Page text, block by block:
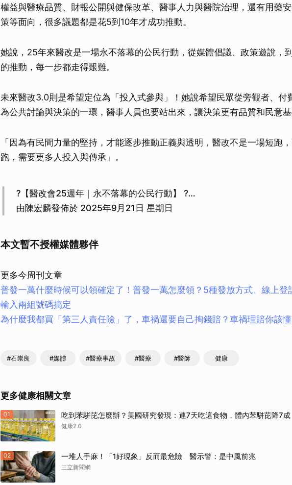
權益與醫療品質、財報公開與健保改革、醫事人力與醫院治理，還有用藥
策等面向，很多議題都是花5到10年才成功推動。
她說，25年來醫改是一場永不落幕的公民行動，從媒體倡議、政策遊說，
的推動，每一步都走得艱難。
未來醫改3.0則是希望定位為「投入式參與」！她說希望民眾從旁觀者、付
為公共討論與決策的一環，醫事人員也要站出來，讓決策更有品質和民意基
「因為有民間力量的堅持，才能逐步推動正義與透明，醫改不是一場短跑
跑，需要更多人投入與傳承」。
?【醫改會25週年｜永不落幕的公民行動】 ?…
由陳宏麟發佈於 2025年9月21日 星期日
本文暫不授權媒體夥伴
更多今周刊文章
普發一萬什麼時候可以領確定了！普發一萬怎麼領？5種發放方式、線上
輸入兩組號碼搞定
為什麼我都買「第三人責任險」了，車禍還要自己掏錢賠？車禍理賠你該
#石崇良 #媒體 #醫療事故 #醫療 #醫師 健康
更多健康相關文章
01 吃到苯駢芘怎麼辦？美國研究發現：連7天吃這食物，體內苯駢芘降7成
健康2.0
02 一堆人手麻！「1好現象」反而最危險 醫示警：是中風前兆
三立新聞網
取消